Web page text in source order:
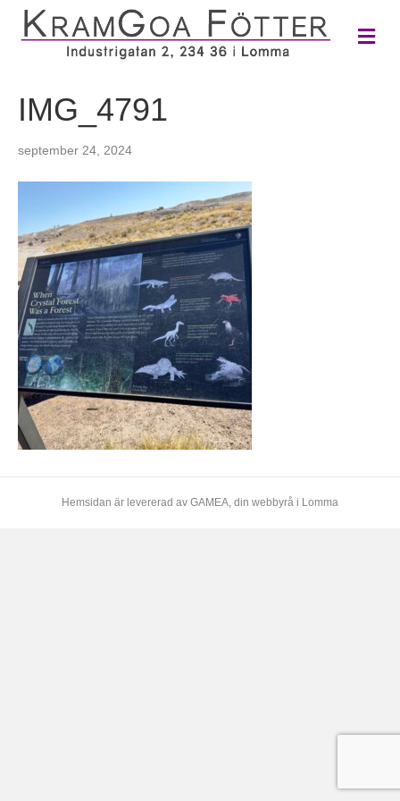
M
e
IMG_4791
september 24, 2024
Hemsidan är levererad av GAMEA, din webbyrå i Lomma